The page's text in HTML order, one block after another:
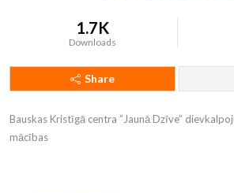
1.7K
Downloads
Share
Bauskas Kristīgā centra ”Jaunā Dzīve”
mācības